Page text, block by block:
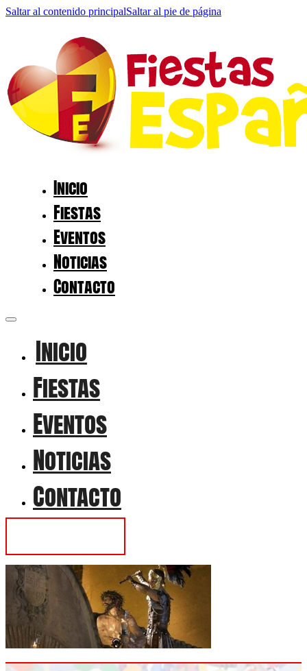
Saltar al contenido principalSaltar al pie de página
Inicio
Fiestas
Eventos
Noticias
Contacto
Inicio
Fiestas
Eventos
Noticias
Contacto